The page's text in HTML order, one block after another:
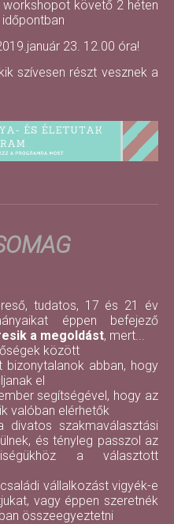
követő 2 héten
23. 12.00 óra!
szívesen részt vesznek a
tudatos, 17 és 21 év
éppen befejező
a megoldást, mert...
között
abban, hogy
el
segítségével, hogy az
valóban elérhetők
divatos szakmaválasztási
és tényleg passzol az
a választott
vállalkozást vigyék-e
vagy éppen szeretnék
összeegyeztetni